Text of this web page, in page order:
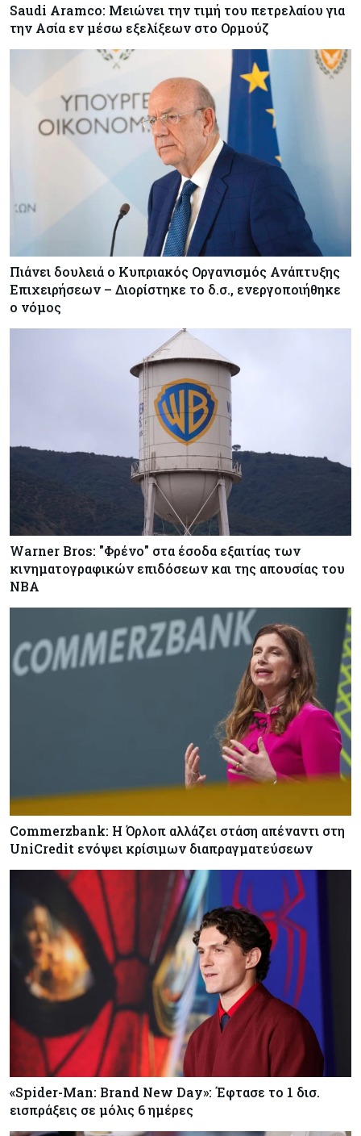
Saudi Aramco: Μειώνει την τιμή του πετρελαίου για
την Ασία εν μέσω εξελίξεων στο Ορμούζ
Πιάνει δουλειά ο Κυπριακός Οργανισμός Ανάπτυξης
Επιχειρήσεων – Διορίστηκε το δ.σ., ενεργοποιήθηκε
ο νόμος
Warner Bros: "Φρένο" στα έσοδα εξαιτίας των
κινηματογραφικών επιδόσεων και της απουσίας του
NBA
Commerzbank: Η Όρλοπ αλλάζει στάση απέναντι στη
UniCredit ενόψει κρίσιμων διαπραγματεύσεων
«Spider-Man: Brand New Day»: Έφτασε το 1 δισ.
εισπράξεις σε μόλις 6 ημέρες